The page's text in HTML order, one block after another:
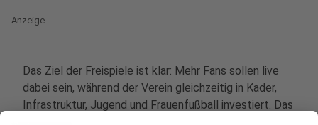
Anzeige
Das Ziel der Freispiele ist klar: Mehr Fans sollen live
dabei sein, während der Verein gleichzeitig in Kader,
Infrastruktur, Jugend und Frauenfußball investiert. Das